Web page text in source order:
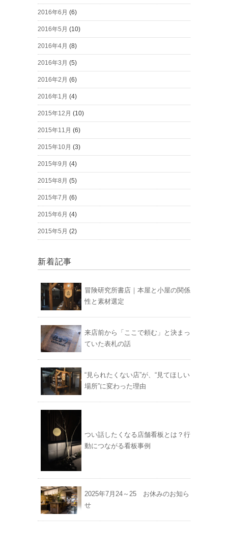
2016年6月 (6)
2016年5月 (10)
2016年4月 (8)
2016年3月 (5)
2016年2月 (6)
2016年1月 (4)
2015年12月 (10)
2015年11月 (6)
2015年10月 (3)
2015年9月 (4)
2015年8月 (5)
2015年7月 (6)
2015年6月 (4)
2015年5月 (2)
新着記事
冒険研究所書店｜本屋と小屋の関係
性と素材選定
来店前から「ここで頼む」と決まっ
ていた表札の話
“見られたくない店”が、“見てほしい
場所”に変わった理由
つい話したくなる店舗看板とは？行
動につながる看板事例
2025年7月24～25 お休みのお知ら
せ